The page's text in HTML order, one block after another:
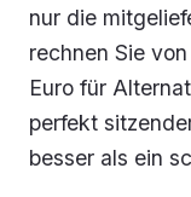
nur die
rechnen Sie
Euro für
perfekt
besser als ein